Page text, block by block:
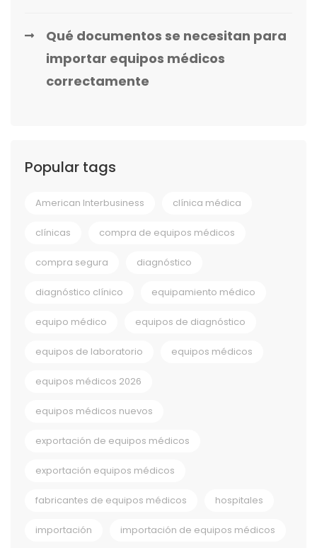
Qué documentos se necesitan para
importar equipos médicos
correctamente
Popular tags
American Interbusiness clínica médica
clínicas compra de equipos médicos
compra segura diagnóstico
diagnóstico clínico equipamiento médico
equipo médico equipos de diagnóstico
equipos de laboratorio equipos médicos
equipos médicos 2026
equipos médicos nuevos
exportación de equipos médicos
exportación equipos médicos
fabricantes de equipos médicos hospitales
importación importación de equipos médicos